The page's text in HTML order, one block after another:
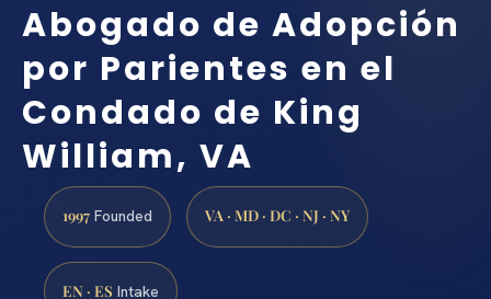
Abogado de Adopción
por Parientes en el
Condado de King
William, VA
1997 Founded VA · MD · DC · NJ · NY
EN · ES Intake